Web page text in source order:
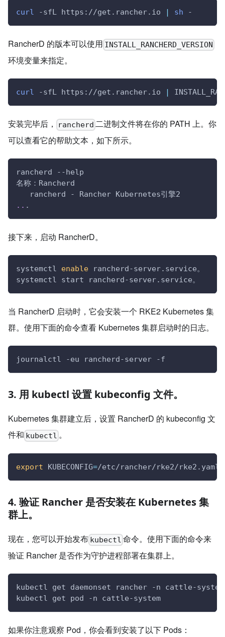
curl -sfL https://get.rancher.io sh -
RancherD 的版本可以使用 INSTALL_RANCHERD_VERSION
环境变量来指定。
curl -sfL https://get.rancher.io |
安装完毕后， rancherd 二进制文件将在你的 PATH 上。你
可以查看它的帮助文本，如下所示。
rancherd --help
名称：Rancherd
   rancherd - Rancher Kubernetes引擎2
.. .
接下来，启动 RancherD。
systemctl enable rancherd-server.service。
systemctl start rancherd-server.service。
当 RancherD 启动时，它会安装一个 RKE2 Kubernetes 集
群。使用下面的命令查看 Kubernetes 集群启动时的日志。
journalctl -eu rancherd-server -f
3. 用 kubectl 设置 kubeconfig 文件。
Kubernetes 集群建立后，设置 RancherD 的 kubeconfig 文
件和 kubectl 。
export KUBECONFIG=/etc/rancher/rke2/rke2.yaml
4. 验证 Rancher 是否安装在 Kubernetes 集
群上。
现在，您可以开始发布 kubectl 命令。使用下面的命令来
验证 Rancher 是否作为守护进程部署在集群上。
kubectl get daemonset rancher -n cattle-
kubectl get pod -n cattle-system
如果你注意观察 Pod，你会看到安装了以下 Pods：